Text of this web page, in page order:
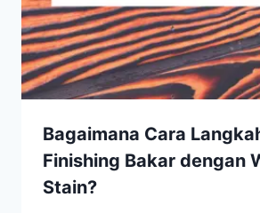
Bagaimana Cara
Finishing Bakar dengan
Stain?